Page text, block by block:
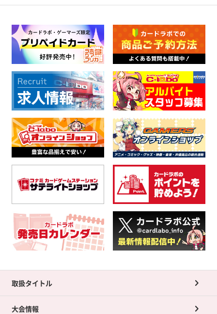
取扱タイトル
大会情報